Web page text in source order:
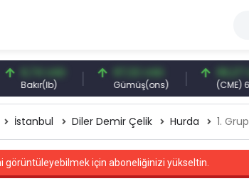
USD 97,32 USD
Gümüş(ons)
96,27 USD
(CME) 62% Fe
İstanbul Diler Demir Çelik Hurda 1. Grup
görüntüleyebilmek için aboneliğinizi yükseltin.